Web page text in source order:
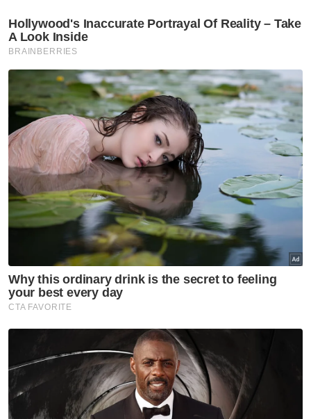
masih kerja dengan orang kerana takut nak
tanggung kos bot rosak atau tak sempat
simpan modal.
“Tapi apabila dapat bantuan macam ni, kami
jadi lebih yakin nak urus sendiri dan tak
bergantung kepada tauke,” katanya.
Seorang lagi nelayan dari Pantai Baru, Mohd
Azhar Mustapa, 37, berkata, enjin bot 150
kuasa kuda (hp) yang diterimanya dijangka
meningkatkan hasil tangkapan harian.
“Dulu saya guna enjin 115hp, hasil sekitar 300
kilogram.
“Sekarang boleh cecah 700 kilogram sebab
katanya yang sudah 25 tahun menjadi
nelayan.
Muat turun aplikasi Sinar Harian. Klik di sini!